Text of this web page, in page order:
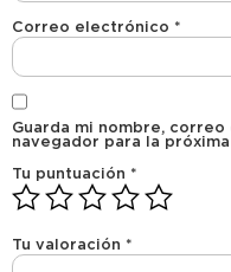
Correo electrónico *
Guarda mi nombre,
navegador para la
Tu puntuación *
Tu valoración *